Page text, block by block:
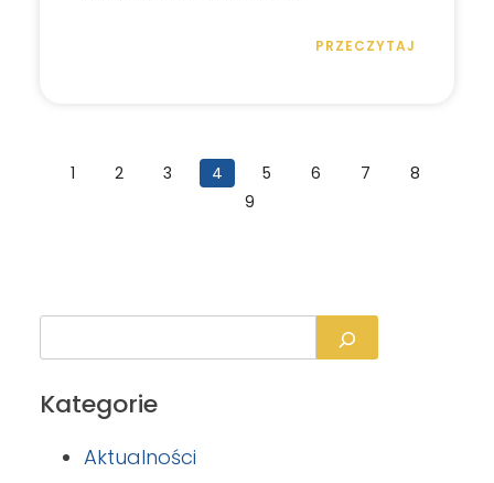
PRZECZYTAJ
1 2 3 4 5 6 7
8
9
Kategorie
Aktualności